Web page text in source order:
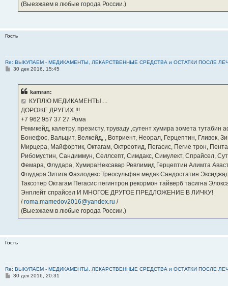
(Выезжаем в любые города России.)
Гость
Re: ВЫКУПАЕМ - МЕДИКАМЕНТЫ, ЛЕКАРСТВЕННЫЕ СРЕДСТВА и ОСТАТКИ ПОСЛЕ
С30 дек 2016, 15:45
kamran:
КУПЛЮ МЕДИКАМЕНТЫ....
ДОРОЖЕ ДРУГИХ !!!
‪+7 962 957 37 27‬ Рома
Ремикейд, калетру, презисту, труваду ,сутент хумира зомета
Бонефос, Вальцит, Велкейд, , Вотриент, Неорал, Герцептин, Гливек,
Мирцера, Майфортик, Октагам, Октреотид, Пегасис, Пегие трон,
Рибомустин, Сандиммун, Селлсепт, Симдакс, Симулект, Спрайсел,
Фемара, Флудара, ХумираНексавар Ревлимид Герцептин Алимта
Флудара Зитига Фазлодекс Треосульфан медак Сандостатин
Таксотер Октагам Пегасис пегинтрон рекормон тайверб тасигна
Энплейт спрайсел И МНОГОЕ ДРУГОЕ ПРЕДЛОЖЕНИЕ В ЛИЧКУ!
/roma.mamedov2016@yandex.ru /
(Выезжаем в любые города России.)
Гость
Re: ВЫКУПАЕМ - МЕДИКАМЕНТЫ, ЛЕКАРСТВЕННЫЕ СРЕДСТВА и ОСТАТКИ ПОСЛЕ
С30 дек 2016, 20:31